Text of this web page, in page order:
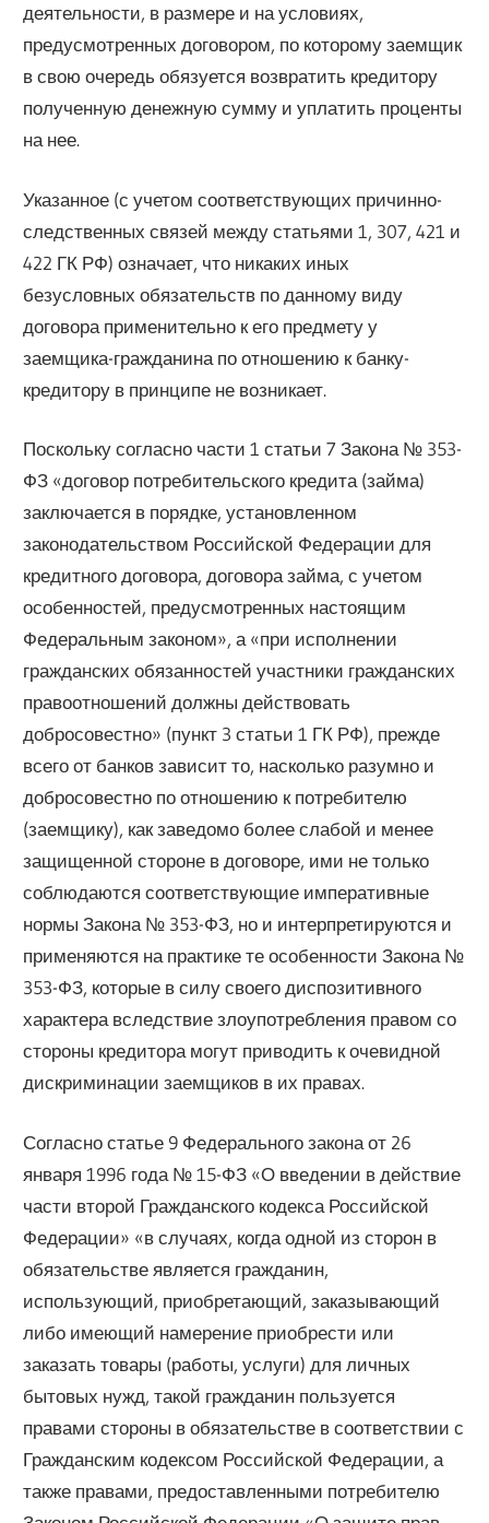
деятельности, в размере и на условиях,
предусмотренных договором, по которому заемщик
в свою очередь обязуется возвратить кредитору
полученную денежную сумму и уплатить проценты
на нее.
Указанное (с учетом соответствующих причинно-
следственных связей между статьями 1, 307, 421 и
422 ГК РФ) означает, что никаких иных
безусловных обязательств по данному виду
договора применительно к его предмету у
заемщика-гражданина по отношению к банку-
кредитору в принципе не возникает.
Поскольку согласно части 1 статьи 7 Закона № 353-
ФЗ «договор потребительского кредита (займа)
заключается в порядке, установленном
законодательством Российской Федерации для
кредитного договора, договора займа, с учетом
особенностей, предусмотренных настоящим
Федеральным законом», а «при исполнении
гражданских обязанностей участники гражданских
правоотношений должны действовать
добросовестно» (пункт 3 статьи 1 ГК РФ), прежде
всего от банков зависит то, насколько разумно и
добросовестно по отношению к потребителю
(заемщику), как заведомо более слабой и менее
защищенной стороне в договоре, ими не только
соблюдаются соответствующие императивные
нормы Закона № 353-ФЗ, но и интерпретируются и
применяются на практике те особенности Закона №
353-ФЗ, которые в силу своего диспозитивного
характера вследствие злоупотребления правом со
стороны кредитора могут приводить к очевидной
дискриминации заемщиков в их правах.
Согласно статье 9 Федерального закона от 26
января 1996 года № 15-ФЗ «О введении в действие
части второй Гражданского кодекса Российской
Федерации» «в случаях, когда одной из сторон в
обязательстве является гражданин,
использующий, приобретающий, заказывающий
либо имеющий намерение приобрести или
заказать товары (работы, услуги) для личных
бытовых нужд, такой гражданин пользуется
правами стороны в обязательстве в соответствии с
Гражданским кодексом Российской Федерации, а
также правами, предоставленными потребителю